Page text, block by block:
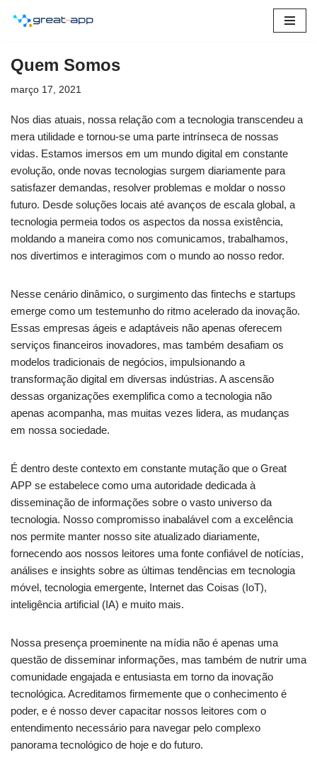
o
conteúdo
Quem Somos
março 17, 2021
Nos dias atuais, nossa relação com a tecnologia transcendeu a
mera utilidade e tornou-se uma parte intrínseca de nossas
vidas. Estamos imersos em um mundo digital em constante
evolução, onde novas tecnologias surgem diariamente para
satisfazer demandas, resolver problemas e moldar o nosso
futuro. Desde soluções locais até avanços de escala global, a
tecnologia permeia todos os aspectos da nossa existência,
moldando a maneira como nos comunicamos, trabalhamos,
nos divertimos e interagimos com o mundo ao nosso redor.
Nesse cenário dinâmico, o surgimento das fintechs e startups
emerge como um testemunho do ritmo acelerado da inovação.
Essas empresas ágeis e adaptáveis não apenas oferecem
serviços financeiros inovadores, mas também desafiam os
modelos tradicionais de negócios, impulsionando a
transformação digital em diversas indústrias. A ascensão
dessas organizações exemplifica como a tecnologia não
apenas acompanha, mas muitas vezes lidera, as mudanças
em nossa sociedade.
É dentro deste contexto em constante mutação que o Great
APP se estabelece como uma autoridade dedicada à
disseminação de informações sobre o vasto universo da
tecnologia. Nosso compromisso inabalável com a excelência
nos permite manter nosso site atualizado diariamente,
fornecendo aos nossos leitores uma fonte confiável de notícias,
análises e insights sobre as últimas tendências em tecnologia
móvel, tecnologia emergente, Internet das Coisas (IoT),
inteligência artificial (IA) e muito mais.
Nossa presença proeminente na mídia não é apenas uma
questão de disseminar informações, mas também de nutrir uma
comunidade engajada e entusiasta em torno da inovação
tecnológica. Acreditamos firmemente que o conhecimento é
poder, e é nosso dever capacitar nossos leitores com o
entendimento necessário para navegar pelo complexo
panorama tecnológico de hoje e do futuro.